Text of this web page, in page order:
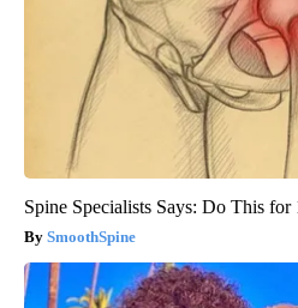
Spine Specialists Says: Do This
SmoothSpine